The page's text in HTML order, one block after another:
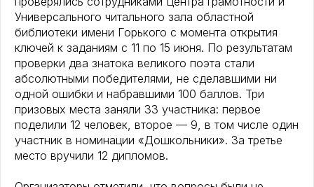
Универсального читального зала областной
библиотеки имени Горького с момента открытия
ключей к заданиям с 11 по 15 июня. По результатам
проверки два знатока великого поэта стали
абсолютными победителями, не сделавшими ни
одной ошибки и набравшими 100 баллов. Три
призовых места заняли 33 участника: первое
поделили 12 человек, второе — 9, в том числе один
участник в номинации «Дошкольники». За третье
место вручили 12 дипломов.